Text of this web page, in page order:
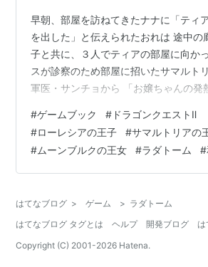
早朝、部屋を訪ねてきたナナに「ティ
を出した」と伝えられたおれは 途中の
子と共に、３人でティアの部屋に向か
スが診察のため部屋に招いたサマルト
軍医・サンチョから 「お嬢ちゃんの発
れの部屋に戻って、ラダトームへ向け
準備を再開した。 準備を整えて、再び
屋を訪ねると、サンチョに薬を処方し
はすやすや寝息を立てて眠っていた。
てたそうで。 ガンバれば自分も女王様…
#ゲームブック # ドラゴンクエストⅡ
#ローレシアの王子 #サマルトリアの
#ムーンブルクの王女 #ラダトーム #
はてなブログ > ゲーム > ラダトーム
はてなブログ タグとは
ヘルプ 開発ブログ
Copyright (C) 2001-2026 Hatena.